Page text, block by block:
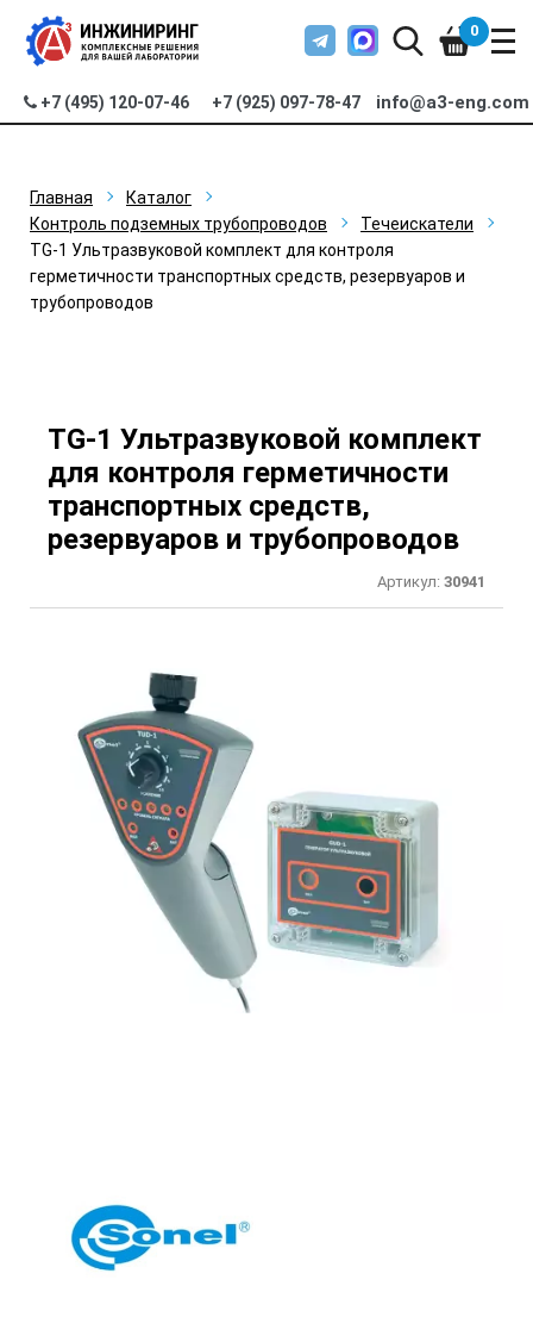
+7 (495) 120-07-46 +7 (925) 097-78-47 info@a3-eng.com
0
Главная
Каталог
Контроль подземных трубопроводов
Течеискатели
TG-1 Ультразвуковой комплект для контроля
герметичности транспортных средств, резервуаров и
трубопроводов
TG-1 Ультразвуковой комплект
для контроля герметичности
транспортных средств,
резервуаров и трубопроводов
Артикул: 30941